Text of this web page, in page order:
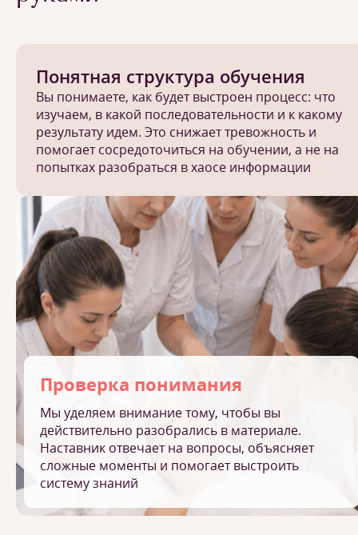
Понятная структура обучения
Вы понимаете, как будет выстроен процесс: что
изучаем, в какой последовательности и к какому
результату идем. Это снижает тревожность и
помогает сосредоточиться на обучении, а не на
попытках разобраться в хаосе информации
Проверка понимания
Мы уделяем внимание тому, чтобы вы
действительно разобрались в материале.
Наставник отвечает на вопросы, объясняет
сложные моменты и помогает выстроить
систему знаний